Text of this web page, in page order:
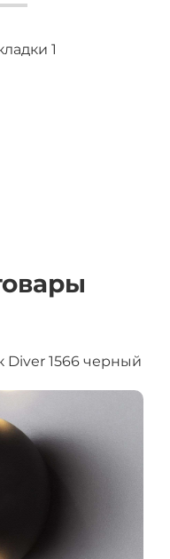
1
2
3
Diver 1566 черный